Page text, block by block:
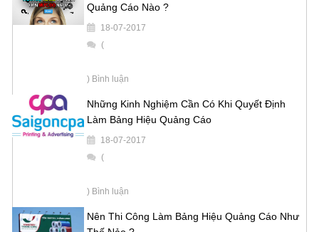
Quảng Cáo Nào ?
18-07-2017
(
) Bình luận
Những Kinh Nghiệm Cần Có Khi Quyết Định
Làm Bảng Hiệu Quảng Cáo
18-07-2017
(
) Bình luận
Nên Thi Công Làm Bảng Hiệu Quảng Cáo Như